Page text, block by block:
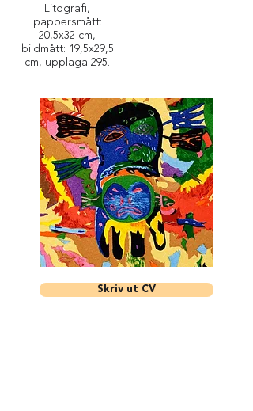
Litografi,
pappersmått:
20,5x32 cm,
bildmått: 19,5x29,5
cm, upplaga 295.
Skriv ut CV